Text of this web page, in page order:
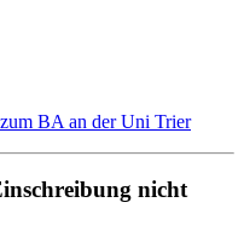
BA an der Uni Trier
nicht